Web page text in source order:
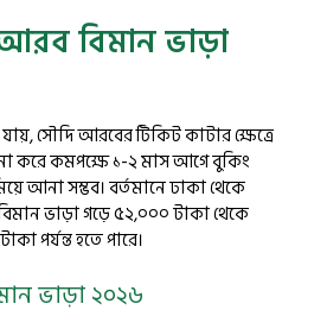
বিমান ভাড়া
সৌদি আরবের টিকিট কাটার ক্ষেত্রে
করে কমপক্ষে ১-২ মাস আগে বুকিং
আনা সম্ভব। বর্তমানে ঢাকা থেকে
ভাড়া গড়ে ৫২,০০০ টাকা থেকে
পর্যন্ত হতে পারে।
ভাড়া ২০২৬